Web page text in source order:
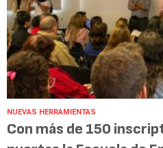
NUEVAS HERRAMIENTAS
Con más de 150